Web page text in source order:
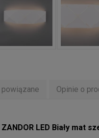
powiązane Opinie o
LED Biały mat